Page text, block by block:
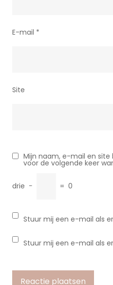
E-mail *
Site
Mijn naam, e-mail en site
voor de volgende keer
drie − = 0
Stuur mij een e-mail als
Stuur mij een e-mail als